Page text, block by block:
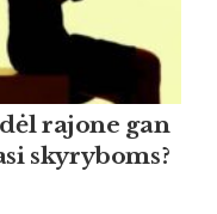
rajone gan
skyryboms?